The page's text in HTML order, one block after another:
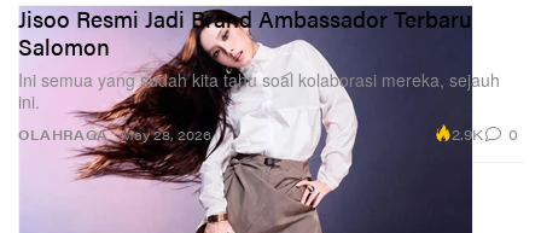
OLAHRAGA
Jisoo Resmi Jadi Brand Ambassador Terbaru
Salomon
Ini semua yang sudah kita tahu soal kolaborasi mereka, sejauh
ini.
May 28, 2026 2.9K 0